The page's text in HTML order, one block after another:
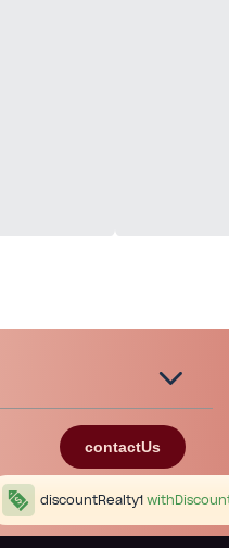
contactUs
discountRealty1